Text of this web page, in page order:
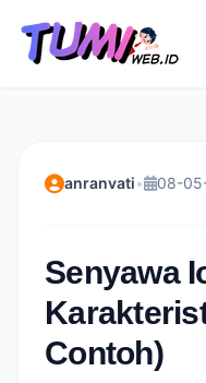
anranvati• 08-
Senyawa
Contoh)